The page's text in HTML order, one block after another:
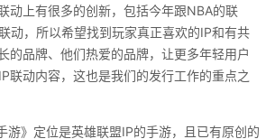
动上有很多的创新，包括今年跟NBA的联
动，所以希望找到玩家真正喜欢的IP和有共
的品牌、他们热爱的品牌，让更多年轻用户
联动内容，这也是我们的发行工作的重点之
》定位是英雄联盟IP的手游，且已有原创的